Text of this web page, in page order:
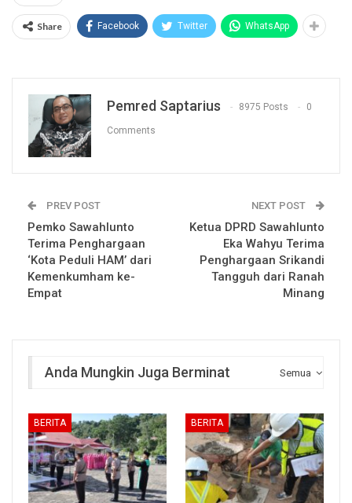
Share Facebook Twitter WhatsApp
Pemred Saptarius 8975 Posts 0
Comments
PREV POST
Pemko Sawahlunto
Terima Penghargaan
‘Kota Peduli HAM’ dari
Kemenkumham ke-
Empat
NEXT POST
Ketua DPRD Sawahlunto
Eka Wahyu Terima
Penghargaan Srikandi
Tangguh dari Ranah
Minang
Semua
Anda Mungkin Juga Berminat
BERITA BERITA